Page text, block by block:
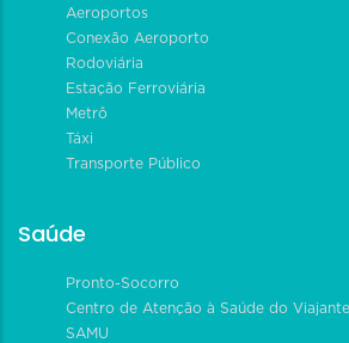
Aeroportos
Conexão Aeroporto
Rodoviária
Estação Ferroviária
Metrô
Táxi
Transporte Público
Saúde
Pronto-Socorro
Centro de Atenção à Saúde do Viajante
SAMU